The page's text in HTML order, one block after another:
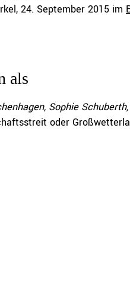
24. September 2015 im
als
Sophie
oder